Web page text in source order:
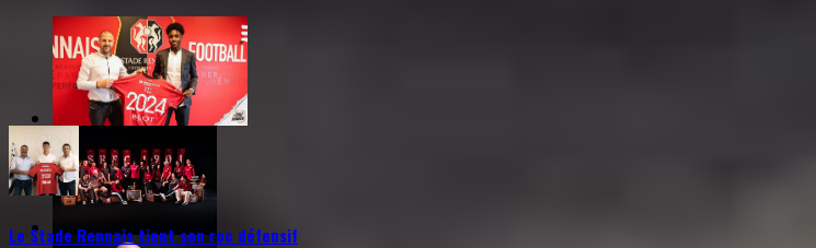
Le Stade Rennais tient son roc défensif